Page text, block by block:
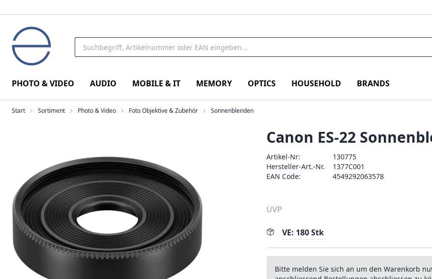
PHOTO & VIDEO AUDIO MOBILE & IT MEMORY OPTICS HOUSEHOLD BRANDS
Start Sortiment Photo & Video Foto Objektive & Zubehör Sonnenblenden
Canon ES-22
Artikel-Nr:
130775
Hersteller-Art.-Nr.
1377C001
EAN Code:
4549292063578
UVP
VE: 180 Stk
Bitte melden Sie sich an um den Warenkorb